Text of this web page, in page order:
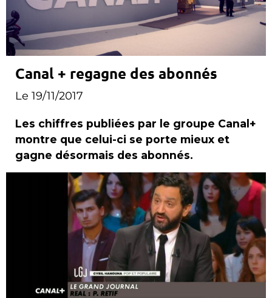
Canal + regagne des abonnés
Le 19/11/2017
Les chiffres publiées par le groupe Canal+
montre que celui-ci se porte mieux et
gagne désormais des abonnés.